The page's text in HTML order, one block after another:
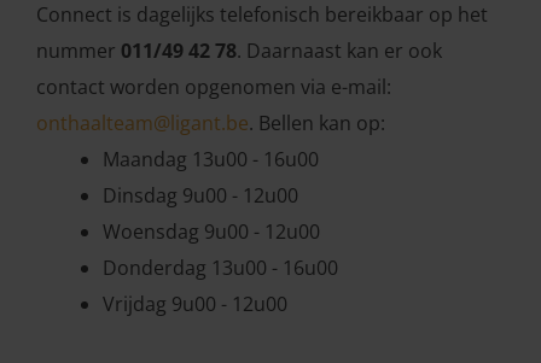
Connect is dagelijks telefonisch bereikbaar op het
nummer 011/49 42 78. Daarnaast kan er ook
contact worden opgenomen via e-mail:
onthaalteam@ligant.be. Bellen kan op:
Maandag 13u00 - 16u00
Dinsdag 9u00 - 12u00
Woensdag 9u00 - 12u00
Donderdag 13u00 - 16u00
Vrijdag 9u00 - 12u00